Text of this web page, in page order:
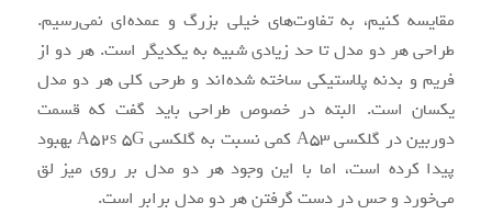
مقایسه کنیم، به تفاوت‌های خیلی بزرگ و عمده‌ای نمی‌رسیم.
طراحی هر دو مدل تا حد زیادی شبیه به یکدیگر است. هر دو از
فریم و بدنه پلاستیکی ساخته ‌شده‌اند و طرحی کلی هر دو مدل
یکسان است. البته در خصوص طراحی باید گفت که قسمت
دوربین در گلکسی A53 کمی نسبت به گلکسی A52s 5G بهبود
پیدا کرده است، اما با این وجود هر دو مدل بر روی میز لق
می‌خورد و حس در دست گرفتن هر دو مدل برابر است.